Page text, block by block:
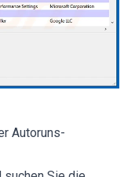
Autoruns-